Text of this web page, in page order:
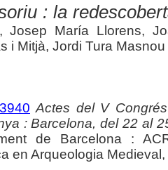
: la
Josep María Llorens,
i Mitjà, Jordi Tura Masnou
Actes del V
: Barcelona, del 22 al
de Barcelona :
en Arqueologia